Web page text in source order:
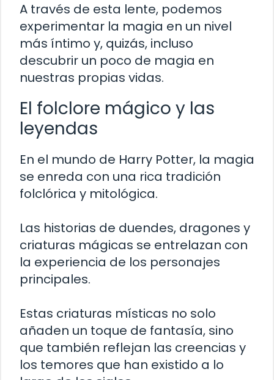
A través de esta lente, podemos
experimentar la magia en un nivel
más íntimo y, quizás, incluso
descubrir un poco de magia en
nuestras propias vidas.
El folclore mágico y las
leyendas
En el mundo de Harry Potter, la magia
se enreda con una rica tradición
folclórica y mitológica.
Las historias de duendes, dragones y
criaturas mágicas se entrelazan con
la experiencia de los personajes
principales.
Estas criaturas místicas no solo
añaden un toque de fantasía, sino
que también reflejan las creencias y
los temores que han existido a lo